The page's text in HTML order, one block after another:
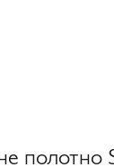
полотно